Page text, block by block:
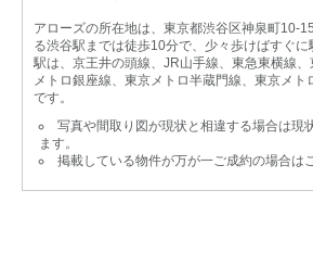
アローズの所在地は、東京都渋谷区神泉町10-
る渋谷駅までは徒歩10分で、少々歩けばすぐ
駅は、京王井の頭線、JR山手線、東急東横線
メトロ銀座線、東京メトロ半蔵門線、東京メト
です。
写真や間取り図が現状と相違する場合は現
ます。
掲載している物件が万が一ご成約の場合は